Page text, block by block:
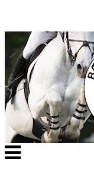
Veksle
navigasjon